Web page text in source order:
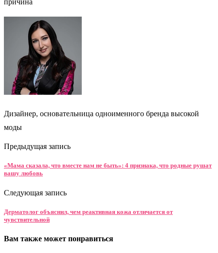
Дизайнер, основательница одноименного бренда высокой
моды
Предыдущая запись
«Мама сказала, что вместе нам не быть»: 4 признака, что родные рушат
вашу любовь
Следующая запись
Дерматолог объяснил, чем реактивная кожа отличается от
чувствительной
Вам также может понравиться